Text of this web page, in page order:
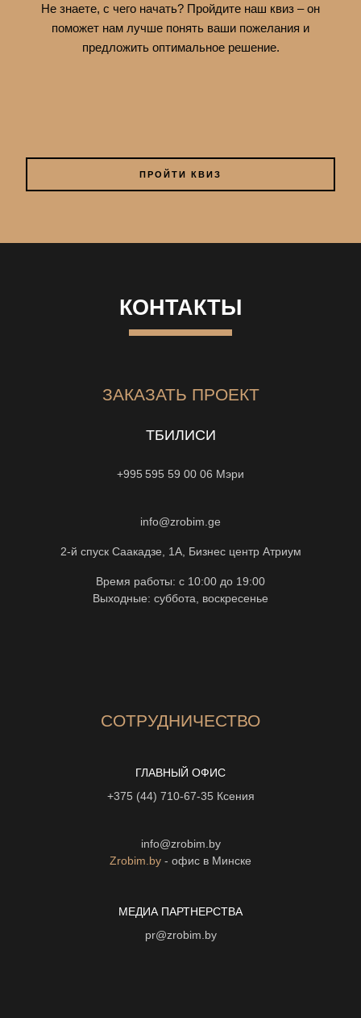
Не знаете, с чего начать? Пройдите наш квиз – он
поможет нам лучше понять ваши пожелания и
предложить оптимальное решение.
ПРОЙТИ КВИЗ
КОНТАКТЫ
ЗАКАЗАТЬ ПРОЕКТ
ТБИЛИСИ
+995 595 59 00 06 Мэри
info@zrobim.ge
2-й спуск Саакадзе, 1А, Бизнес центр Атриум
Время работы: с 10:00 до 19:00
Выходные: суббота, воскресенье
СОТРУДНИЧЕСТВО
ГЛАВНЫЙ ОФИС
+375 (44) 710-67-35 Ксения
info@zrobim.by
Zrobim.by - офис в Минске
МЕДИА ПАРТНЕРСТВА
pr@zrobim.by